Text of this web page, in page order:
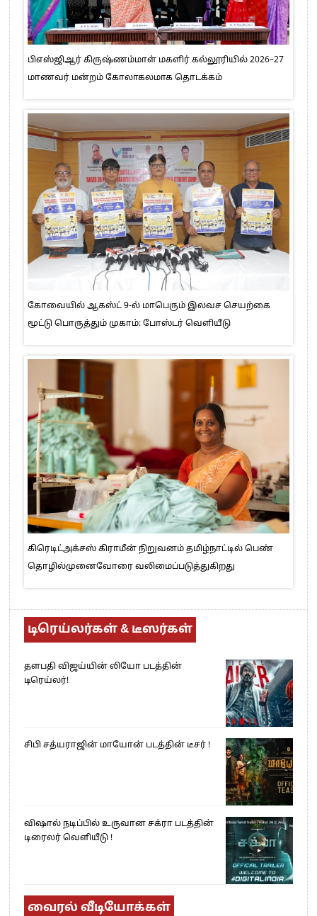
பிஎஸ்ஜிஆர் கிருஷ்ணம்மாள் மகளிர் கல்லூரியில் 2026–27
மாணவர் மன்றம் கோலாகலமாக தொடக்கம்
கோவையில் ஆகஸ்ட் 9-ல் மாபெரும் இலவச செயற்கை
மூட்டு பொருத்தும் முகாம்: போஸ்டர் வெளியீடு
கிரெடிட்அக்சஸ் கிராமீன் நிறுவனம் தமிழ்நாட்டில் பெண்
தொழில்முனைவோரை வலிமைப்படுத்துகிறது
டிரெய்லர்கள் & டீஸர்கள்
தளபதி விஜய்யின் லியோ படத்தின்
டிரெய்லர்!
சிபி சத்யராஜின் மாயோன் படத்தின் டீசர் !
விஷால் நடிப்பில் உருவான சக்ரா படத்தின்
டிரைலர் வெளியீடு !
வைரல் வீடியோக்கள்